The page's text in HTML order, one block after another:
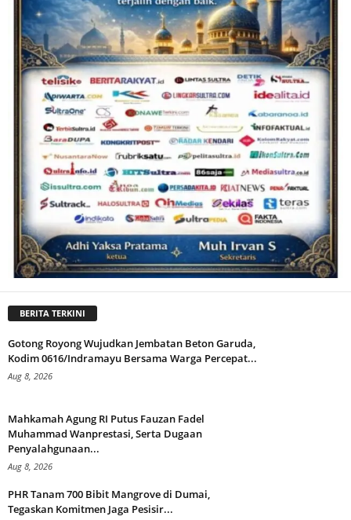
BERITA TERKINI
Gotong Royong Wujudkan Jembatan Beton Garuda,
Kodim 0616/Indramayu Bersama Warga Percepat...
Aug 8, 2026
Mahkamah Agung RI Putus Fauzan Fadel
Muhammad Wanprestasi, Serta Dugaan
Penyalahgunaan...
Aug 8, 2026
PHR Tanam 700 Bibit Mangrove di Dumai,
Tegaskan Komitmen Jaga Pesisir...